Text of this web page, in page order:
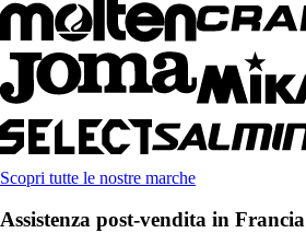
Scopri tutte le nostre marche
Assistenza post-vendita in Francia